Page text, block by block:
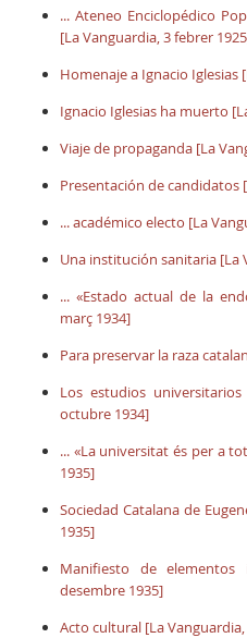
... Ateneo Enciclopédico
[La Vanguardia, 3 febrer
Homenaje a Ignacio Iglesias
Ignacio Iglesias ha muerto
Viaje de propaganda [La
Presentación de candidatos
... académico electo [La
Una institución sanitaria [La
... «Estado actual de la
març 1934]
Para preservar la raza
Los estudios
octubre 1934]
... «La universitat és per a
1935]
Sociedad Catalana de
1935]
Manifiesto de elementos
desembre 1935]
Acto cultural [La